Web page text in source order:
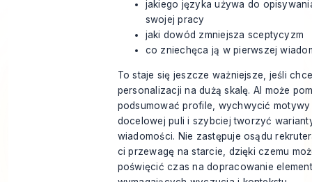
jakiego języka używa do
swojej pracy
jaki dowód zmniejsza sceptycyzm
co zniechęca ją w pierwszej
To staje się jeszcze ważniejsze, jeśli
personalizacji na dużą skalę. AI może
podsumować profile, wychwycić motywy
docelowej puli i szybciej tworzyć
wiadomości. Nie zastępuje osądu
ci przewagę na starcie, dzięki czemu
poświęcić czas na dopracowanie